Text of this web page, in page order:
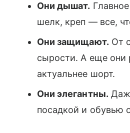
Они дышат.
шелк, креп — все,
Они защищают. От
сырости. А еще они
актуальнее шорт.
Они элегантны.
посадкой и обувью